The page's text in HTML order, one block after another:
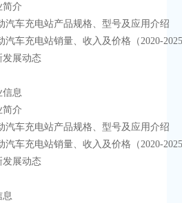
简介
电动汽车充电站产品规格、型号及应用介绍
份 电动汽车充电站销量、收入及价格（2020-
新发展动态
信息
简介
电动汽车充电站产品规格、型号及应用介绍
份 电动汽车充电站销量、收入及价格（2020-
新发展动态
息